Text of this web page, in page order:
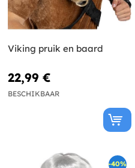
Viking pruik en baard
22,99 €
BESCHIKBAAR
-40%